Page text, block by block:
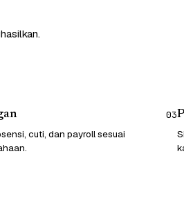
cuti, dan payroll sesuai
03